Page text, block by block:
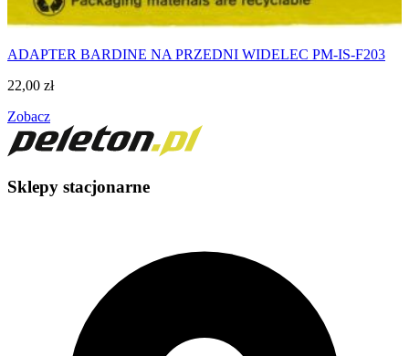
ADAPTER BARDINE NA PRZEDNI WIDELEC PM-IS-F203
22,00 zł
Zobacz
Sklepy stacjonarne